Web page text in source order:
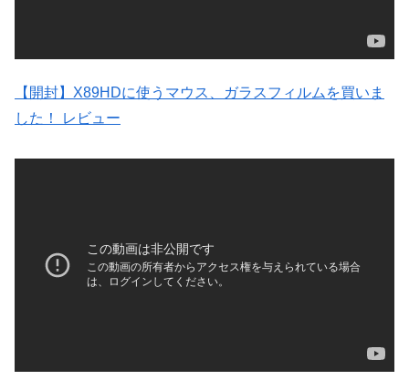
【開封】X89HDに使うマウス、ガラスフィルムを買いま
した！ レビュー